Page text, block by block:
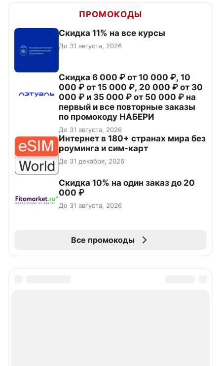
ПРОМОКОДЫ
Скидка 11% на все курсы
До 31 августа, 2026
Скидка 6 000 ₽ от 10 000 ₽, 10
000 ₽ от 15 000 ₽, 20 000 ₽ от 30
000 ₽ и 35 000 ₽ от 50 000 ₽ на
первый и все повторные заказы
по промокоду НАБЕРИ
До 31 августа, 2026
Интернет в 180+ странах мира без
роуминга и сим-карт
До 31 декабря, 2026
Скидка 10% на один заказ до 20
000 ₽
До 31 августа, 2026
Все промокоды